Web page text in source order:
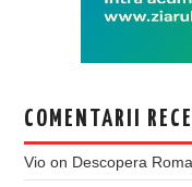
COMENTARII
Vio on Descopera